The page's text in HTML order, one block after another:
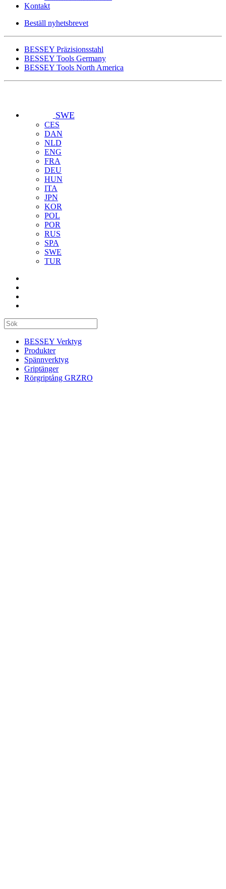
Kontakt
Beställ nyhetsbrevet
BESSEY Präzisionsstahl
BESSEY Tools Germany
BESSEY Tools North America
SWE
CES
DAN
NLD
ENG
FRA
DEU
HUN
ITA
JPN
KOR
POL
POR
RUS
SPA
SWE
TUR
BESSEY Verktyg
Produkter
Spännverktyg
Griptänger
Rörgriptång GRZRO